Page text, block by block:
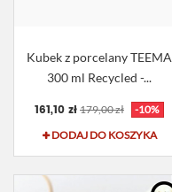
Kubek z porcelany TEEMA
300 ml Recycled -...
161,10 zł 179,00 zł
-10%
DODAJ DO KOSZYKA